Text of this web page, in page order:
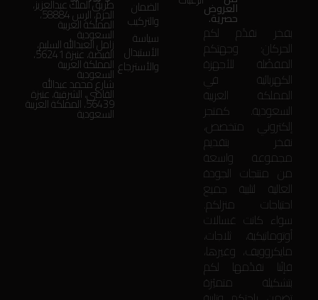
العروض
حصرية.
بفخر نقدّم لكم
الحركان: وجهتكم
المفضّلة للأجهزة
الكهربائية في
المملكة العربية
السعودية. كمتجر
إلكتروني متخصص،
نفخر بتقديم
مجموعة واسعة
من منتجات الجودة
العالية لتلبية جميع
احتياجات منزلكم.
سواء كانت غسالات
أوتوماتيكية، ثلاجات،
مايكروويف، وغيرها،
فإنّنا نقدّمها لكم
بتشكيلة متميّزة
الضمان
والتركيب
سياسة
الأستبدال
والأسترجاع
طريق الملك عبدالعزيز،
الحزم، الرس 58884،
المملكة العربية
السعودية
زامل العبدالله السليم،
الفيضة، عنيزة 56241،
المملكة العربية
السعودية
شارع محمد عبدالله
القاضي، الشرقية، عنيزة
56439، المملكة العربية
السعودية